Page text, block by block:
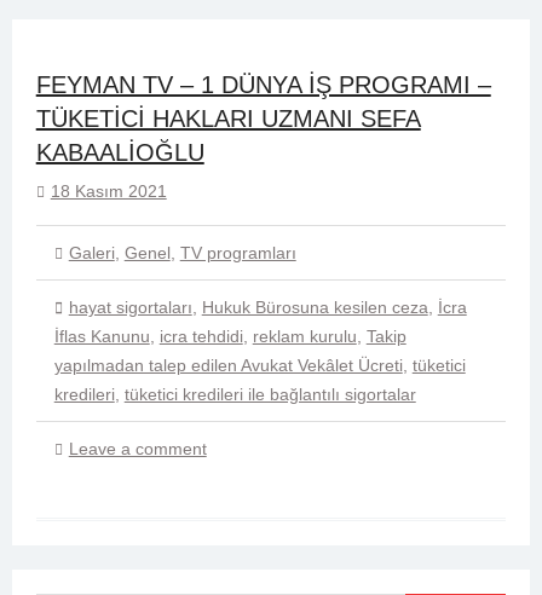
FEYMAN TV – 1 DÜNYA İŞ PROGRAMI –
TÜKETİCİ HAKLARI UZMANI SEFA
KABAALİOĞLU
18 Kasım 2021
Galeri, Genel, TV programları
hayat sigortaları, Hukuk Bürosuna kesilen ceza, İcra
İflas Kanunu, icra tehdidi, reklam kurulu, Takip
yapılmadan talep edilen Avukat Vekâlet Ücreti, tüketici
kredileri, tüketici kredileri ile bağlantılı sigortalar
Leave a comment